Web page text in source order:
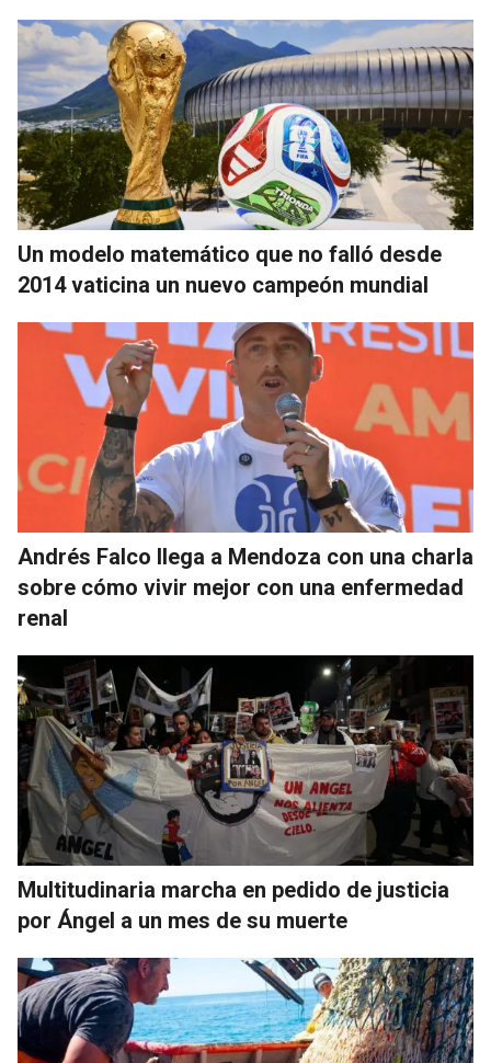
Un modelo matemático que no falló desde
2014 vaticina un nuevo campeón mundial
Andrés Falco llega a Mendoza con una charla
sobre cómo vivir mejor con una enfermedad
renal
Multitudinaria marcha en pedido de justicia
por Ángel a un mes de su muerte